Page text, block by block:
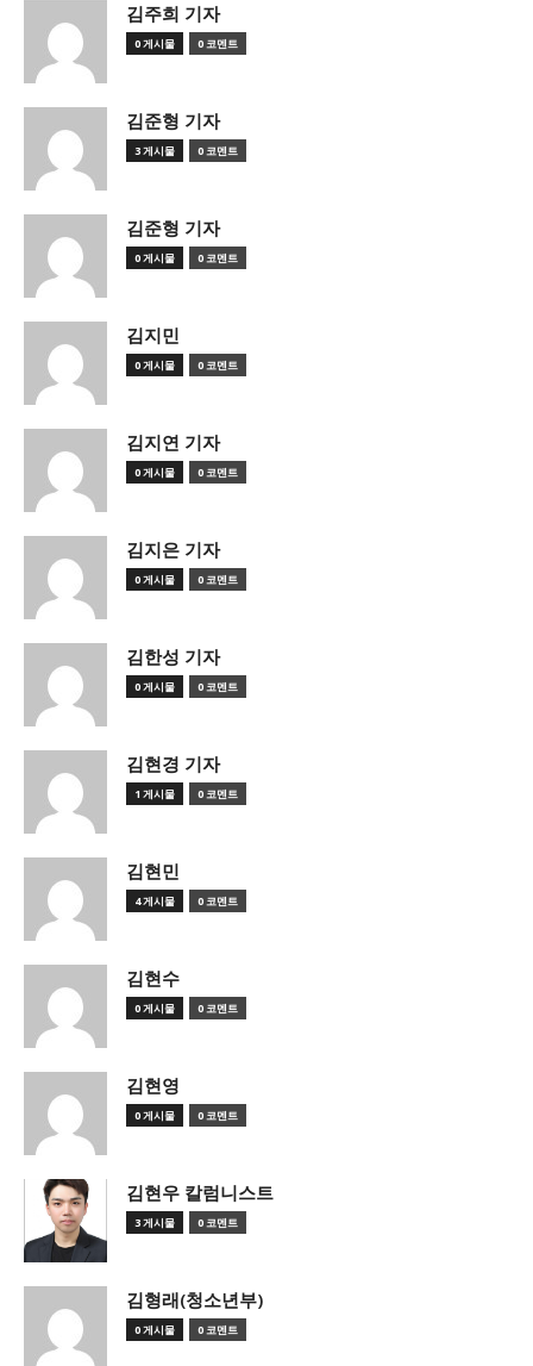
김주희 기자
0 게시물 0 코멘트
김준형 기자
3 게시물 0 코멘트
김준형 기자
0 게시물 0 코멘트
김지민
0 게시물 0 코멘트
김지연 기자
0 게시물 0 코멘트
김지은 기자
0 게시물 0 코멘트
김한성 기자
0 게시물 0 코멘트
김현경 기자
1 게시물 0 코멘트
김현민
4 게시물 0 코멘트
김현수
0 게시물 0 코멘트
김현영
0 게시물 0 코멘트
김현우 칼럼니스트
3 게시물 0 코멘트
김형래(청소년부)
0 게시물 0 코멘트